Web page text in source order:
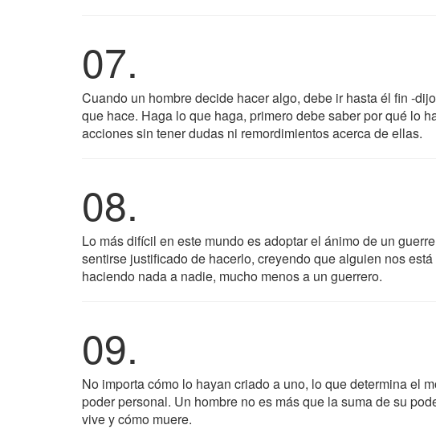
07.
Cuando un hombre decide hacer algo, debe ir hasta él fin -
que hace. Haga lo que haga, primero debe saber por qué lo
acciones sin tener dudas ni remordimientos acerca de ellas.
08.
Lo más difícil en este mundo es adoptar el ánimo de un
sentirse justificado de hacerlo, creyendo que alguien nos
haciendo nada a nadie, mucho menos a un guerrero.
09.
No importa cómo lo hayan criado a uno, lo que determina el
poder personal. Un hombre no es más que la suma de su
vive y cómo muere.